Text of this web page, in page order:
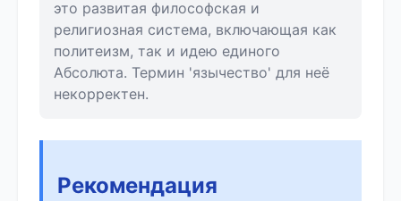
это развитая философская и
религиозная система, включающая как
политеизм, так и идею единого
Абсолюта. Термин 'язычество' для неё
некорректен.
Рекомендация